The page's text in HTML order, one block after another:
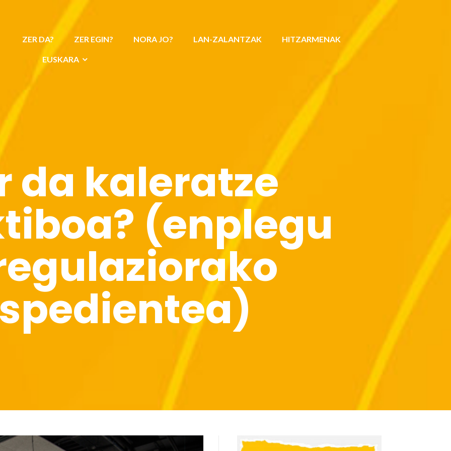
ZER DA? ZER EGIN? NORA JO? LAN-ZALANTZAK HITZARMENAK
EUSKARA
da kaleratze
(enplegu